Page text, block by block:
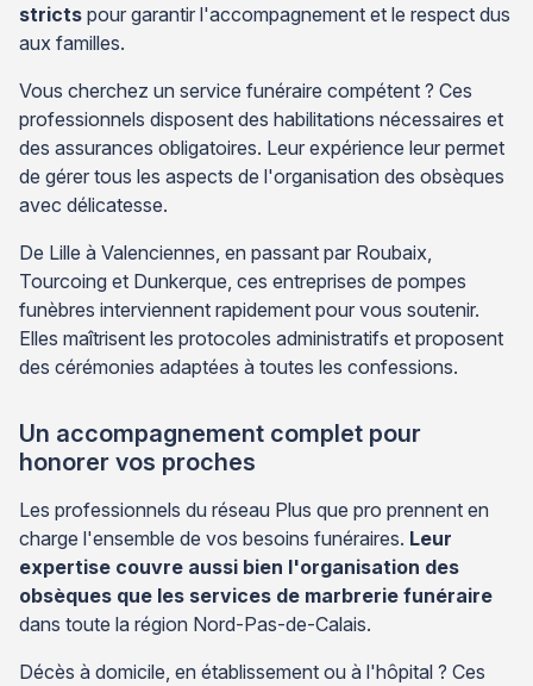
stricts pour garantir l'accompagnement et le respect dus
aux familles.
Vous cherchez un service funéraire compétent ? Ces
professionnels disposent des habilitations nécessaires et
des assurances obligatoires. Leur expérience leur permet
de gérer tous les aspects de l'organisation des obsèques
avec délicatesse.
De Lille à Valenciennes, en passant par Roubaix,
Tourcoing et Dunkerque, ces entreprises de pompes
funèbres interviennent rapidement pour vous soutenir.
Elles maîtrisent les protocoles administratifs et proposent
des cérémonies adaptées à toutes les confessions.
Un accompagnement complet pour
honorer vos proches
Les professionnels du réseau Plus que pro prennent en
charge l'ensemble de vos besoins funéraires. Leur
expertise couvre aussi bien l'organisation des
obsèques que les services de marbrerie funéraire
dans toute la région Nord-Pas-de-Calais.
Décès à domicile, en établissement ou à l'hôpital ? Ces